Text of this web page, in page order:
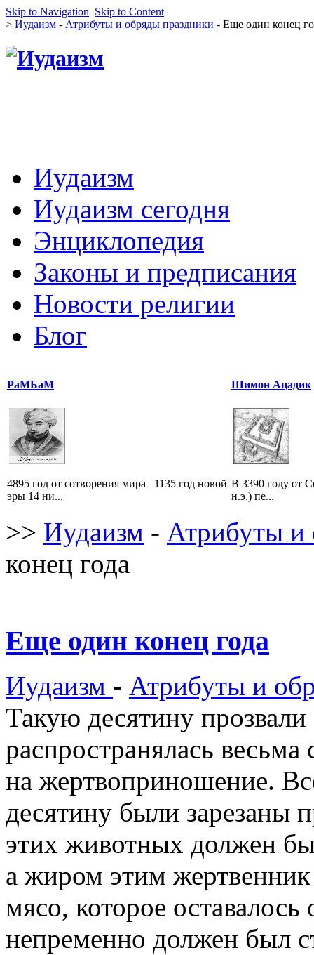
Skip to Navigation Skip to Content
> Иудаизм - Атрибуты и обряды праздники - Еще один конец
Иудаизм
Иудаизм сегодня
Энциклопедия
Законы и предписания
Новости религии
Блог
РаМБаМ
4895 год от сотворения мира –1135 год новой
эры 14 ни...
Шимон Ацадик
В 3390 году от
н.э.) пе...
>> Иудаизм - Атрибуты и
конец года
Еще один конец года
Иудаизм - Атрибуты и
Такую десятину
распространялась весьма
на жертвоприношение.
десятину были зарезаны
этих животных должен
а жиром этим
мясо, которое
непременно должен был